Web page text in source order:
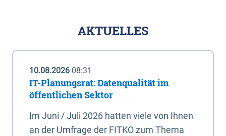
AKTUELLES
10.08.2026 08:31
IT-Planungsrat: Datenqualität im
öffentlichen Sektor
Im Juni / Juli 2026 hatten viele von Ihnen
an der Umfrage der FITKO zum Thema